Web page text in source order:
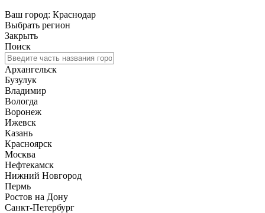
Ваш город: Краснодар
Выбрать регион
Закрыть
Поиск
Архангельск
Бузулук
Владимир
Вологда
Воронеж
Ижевск
Казань
Красноярск
Москва
Нефтекамск
Нижний Новгород
Пермь
Ростов на Дону
Санкт-Петербург